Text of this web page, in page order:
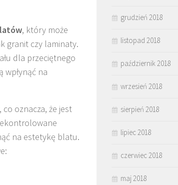
, który może
granit czy laminaty.
dla przeciętnego
wpłynąć na
oznacza, że jest
na estetykę blatu.
grudzień 2018
listopad 2018
październik 2018
wrzesień 2018
sierpień 2018
lipiec 2018
czerwiec 2018
maj 2018